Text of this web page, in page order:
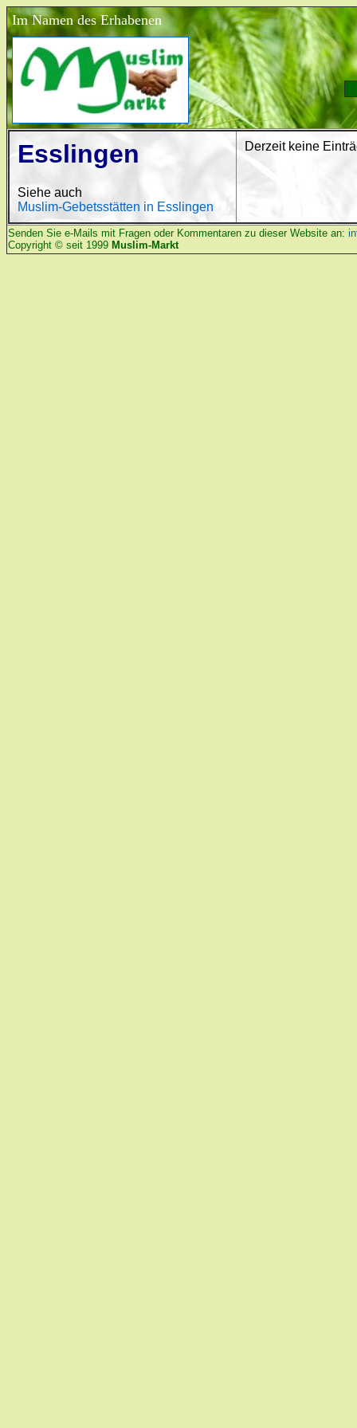
Im Namen des Erhabenen
Esslingen
Siehe auch
Muslim-Gebetsstätten in Esslingen
Derzeit keine
Senden Sie e-Mails mit Fragen oder Kommentaren zu dieser Website an:
Copyright © seit 1999 Muslim-Markt